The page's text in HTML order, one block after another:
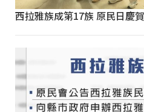
西拉雅族成第17族 原民日慶